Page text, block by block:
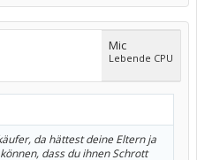
Mic
Lebende CPU
da hättest deine Eltern ja
dass du ihnen Schrott